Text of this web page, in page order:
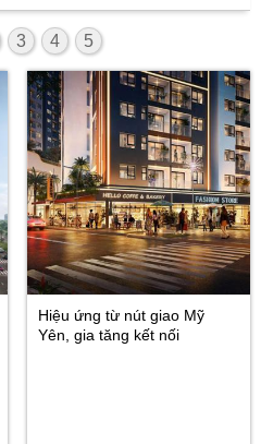
3 4 5
Hiệu ứng từ nút giao Mỹ
Yên, gia tăng kết nối